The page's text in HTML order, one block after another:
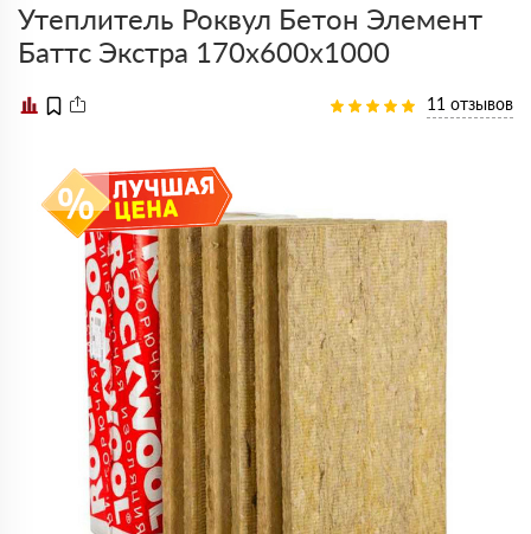
Утеплитель Роквул Бетон Элемент
Баттс Экстра 170х600х1000
11 отзывов